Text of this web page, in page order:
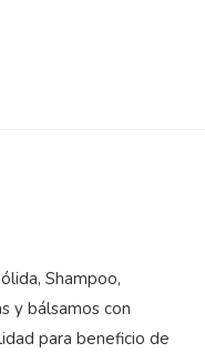
Shampoo,
y bálsamos con
para beneficio de